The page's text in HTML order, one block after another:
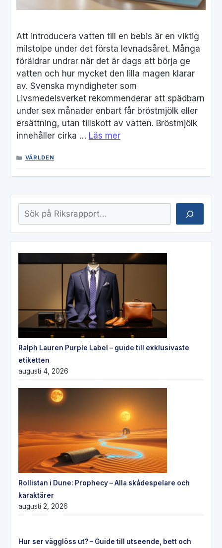
Att introducera vatten till en bebis är en viktig
milstolpe under det första levnadsåret. Många
föräldrar undrar när det är dags att börja ge
vatten och hur mycket den lilla magen klarar
av. Svenska myndigheter som
Livsmedelsverket rekommenderar att spädbarn
under sex månader enbart får bröstmjölk eller
ersättning, utan tillskott av vatten. Bröstmjölk
innehåller cirka … Läs mer
KATEGORIER
VÄRLDEN
Sök
Ralph Lauren Purple Label – guide till exklusivaste
etiketten
augusti 4, 2026
Rollistan i Dune: Prophecy – Alla skådespelare och
karaktärer
augusti 2, 2026
Hur ser vägglöss ut? – Guide till utseende, bett och